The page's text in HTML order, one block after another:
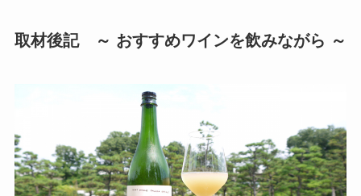
取材後記 ～ おすすめワインを飲みながら ～